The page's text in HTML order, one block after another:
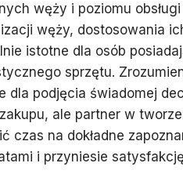
węży i poziomu
węży, dostosowania
istotne dla osób
sprzętu.
dla podjęcia świadomej
ale partner w
czas na dokładne
i przyniesie